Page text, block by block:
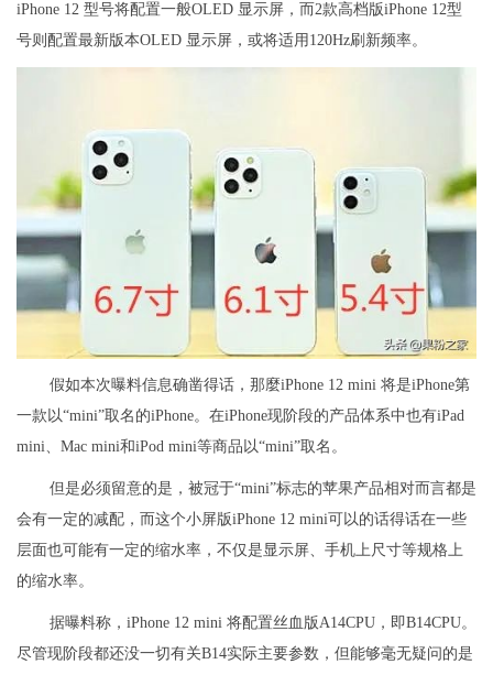
iPhone 12 型号将配置一般OLED 显示屏，而2款高档版iPhone 12型
号则配置最新版本OLED 显示屏，或将适用120Hz刷新频率。
假如本次曝料信息确凿得话，那麼iPhone 12 mini 将是iPhone第
一款以“mini”取名的iPhone。在iPhone现阶段的产品体系中也有iPad
mini、Mac mini和iPod mini等商品以“mini”取名。
但是必须留意的是，被冠于“mini”标志的苹果产品相对而言都是
会有一定的减配，而这个小屏版iPhone 12 mini可以的话得话在一些
层面也可能有一定的缩水率，不仅是显示屏、手机上尺寸等规格上
的缩水率。
据曝料称，iPhone 12 mini 将配置丝血版A14CPU，即B14CPU。
尽管现阶段都还没一切有关B14实际主要参数，但能够毫无疑问的是